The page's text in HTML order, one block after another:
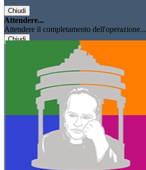
Chiudi
Attendere...
Attendere il completamento dell'operazione...
Chiudi